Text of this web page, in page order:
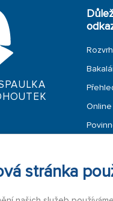
stránka